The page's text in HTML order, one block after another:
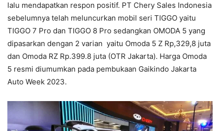
lalu mendapatkan respon positif. PT Chery Sales Indonesia
sebelumnya telah meluncurkan mobil seri TIGGO yaitu
TIGGO 7 Pro dan TIGGO 8 Pro sedangkan OMODA 5 yang
dipasarkan dengan 2 varian yaitu Omoda 5 Z Rp,329,8 juta
dan Omoda RZ Rp.399.8 juta (OTR Jakarta). Harga Omoda
5 resmi diumumkan pada pembukaan Gaikindo Jakarta
Auto Week 2023.